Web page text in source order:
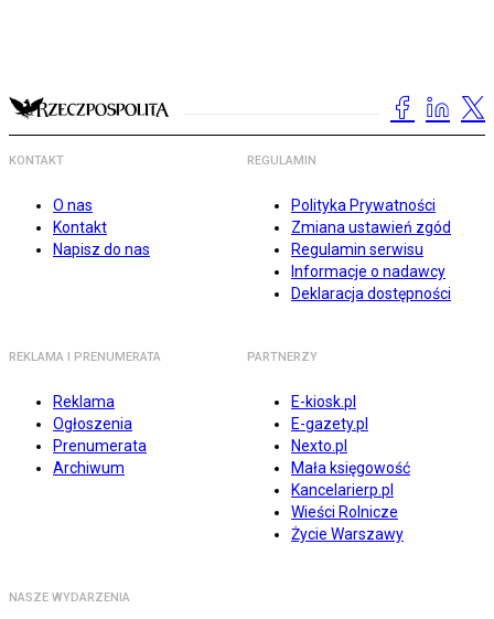
KONTAKT
O nas
Kontakt
Napisz do nas
REGULAMIN
Polityka Prywatności
Zmiana ustawień zgód
Regulamin serwisu
Informacje o nadawcy
Deklaracja dostępności
REKLAMA I PRENUMERATA
Reklama
Ogłoszenia
Prenumerata
Archiwum
PARTNERZY
E-kiosk.pl
E-gazety.pl
Nexto.pl
Mała księgowość
Kancelarierp.pl
Wieści Rolnicze
Życie Warszawy
NASZE WYDARZENIA